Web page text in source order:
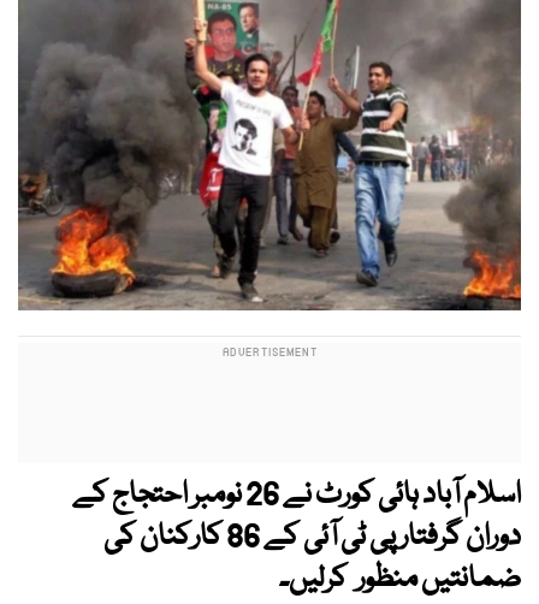
اسلام آباد ہائی کورٹ نے 26 نومبر احتجاج کے
دوران گرفتار پی ٹی آئی کے 86 کارکنان کی
ضمانتیں منظور کرلیں۔